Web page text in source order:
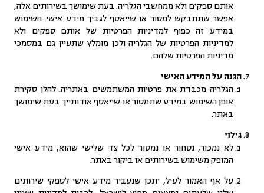
אותם ספקים ולא ממחשבי הגלריה. בעת שימושך בשירותים אלה,
אפשר שתתבקש למסור או שייאסף לגביך מידע אישי. השימוש
במידע זה כפוף למדיניות הפרטיות של אותם ספקים ולא
למדיניות הפרטיות של הגלריה ולכן מומלץ שתעיין גם במסמכי
מדיניות הפרטיות שלהם.
הגנה על המידע האישי
הגלריה מכבדת את פרטיות המשתמשים באתריה. להלן סקירת
אופן השימוש במידע שתמסור או שייאסף אודותייך בעת שימושך
באתר.
גילוי
לא נמכור, נסחור או נמסור לכל צד שלישי שהוא, מידע אישי
המופק משימוש בשירותים או ביקור באתר.
על אף האמור לעיל, יתכן שנעביר מידע אישי לספקי שירותים